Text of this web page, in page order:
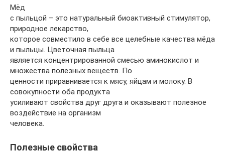
Мёд
с пыльцой – это натуральный биоактивный стимулятор,
природное лекарство,
которое совместило в себе все целебные качества мёда
и пыльцы. Цветочная пыльца
является концентрированной смесью аминокислот и
множества полезных веществ. По
ценности приравнивается к мясу, яйцам и молоку. В
совокупности оба продукта
усиливают свойства друг друга и оказывают полезное
воздействие на организм
человека.
Полезные свойства